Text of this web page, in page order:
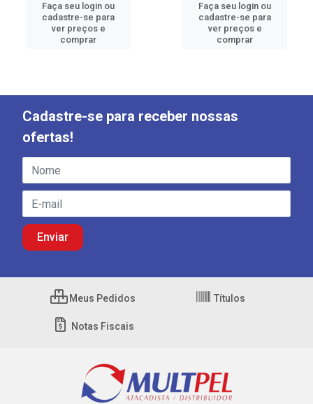
Faça seu login ou
cadastre-se para
ver preços e
comprar
Faça seu login ou
cadastre-se para
ver preços e
comprar
Cadastre-se para receber nossas
ofertas!
Meus Pedidos Títulos
Notas Fiscais